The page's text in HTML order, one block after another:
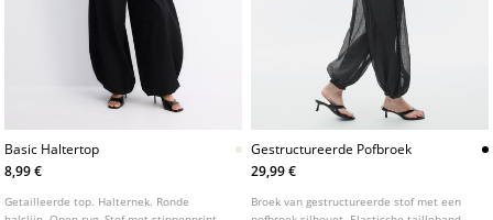
Basic Haltertop
8,99 €
Getailleerde top. Halternek. Ronde
Gestructureerde Pofbroek
29,99 €
Broek van gestructureerde stof met een